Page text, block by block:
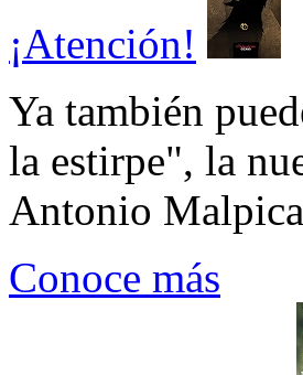
¡Atención!
Ya también
la estirpe", la
Antonio
Conoce más